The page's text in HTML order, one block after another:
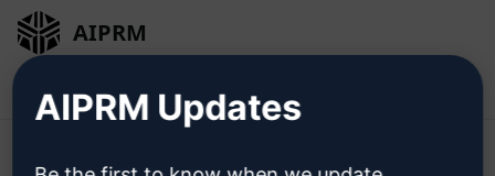
AIPRM
AIPRM Updates